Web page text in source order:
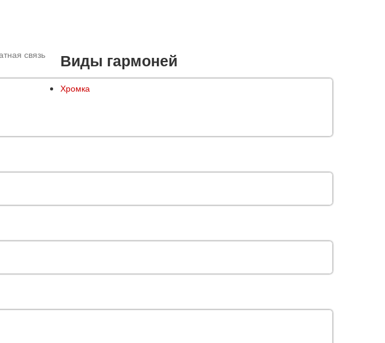
связь Виды гармоней
Хромка